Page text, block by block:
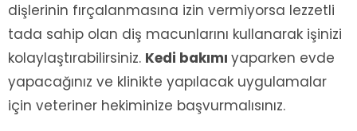
dişlerinin fırçalanmasına izin vermiyorsa lezzetli
tada sahip olan diş macunlarını kullanarak işinizi
kolaylaştırabilirsiniz. Kedi bakımı yaparken evde
yapacağınız ve klinikte yapılacak uygulamalar
için veteriner hekiminize başvurmalısınız.